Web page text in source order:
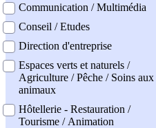
Communication / Multimédia
Conseil / Etudes
Direction d'entreprise
Espaces verts et naturels /
Agriculture / Pêche / Soins aux
animaux
Hôtellerie - Restauration /
Tourisme / Animation